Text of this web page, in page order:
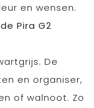
en wensen.
Pira G2
De
en organiser,
of walnoot. Zo